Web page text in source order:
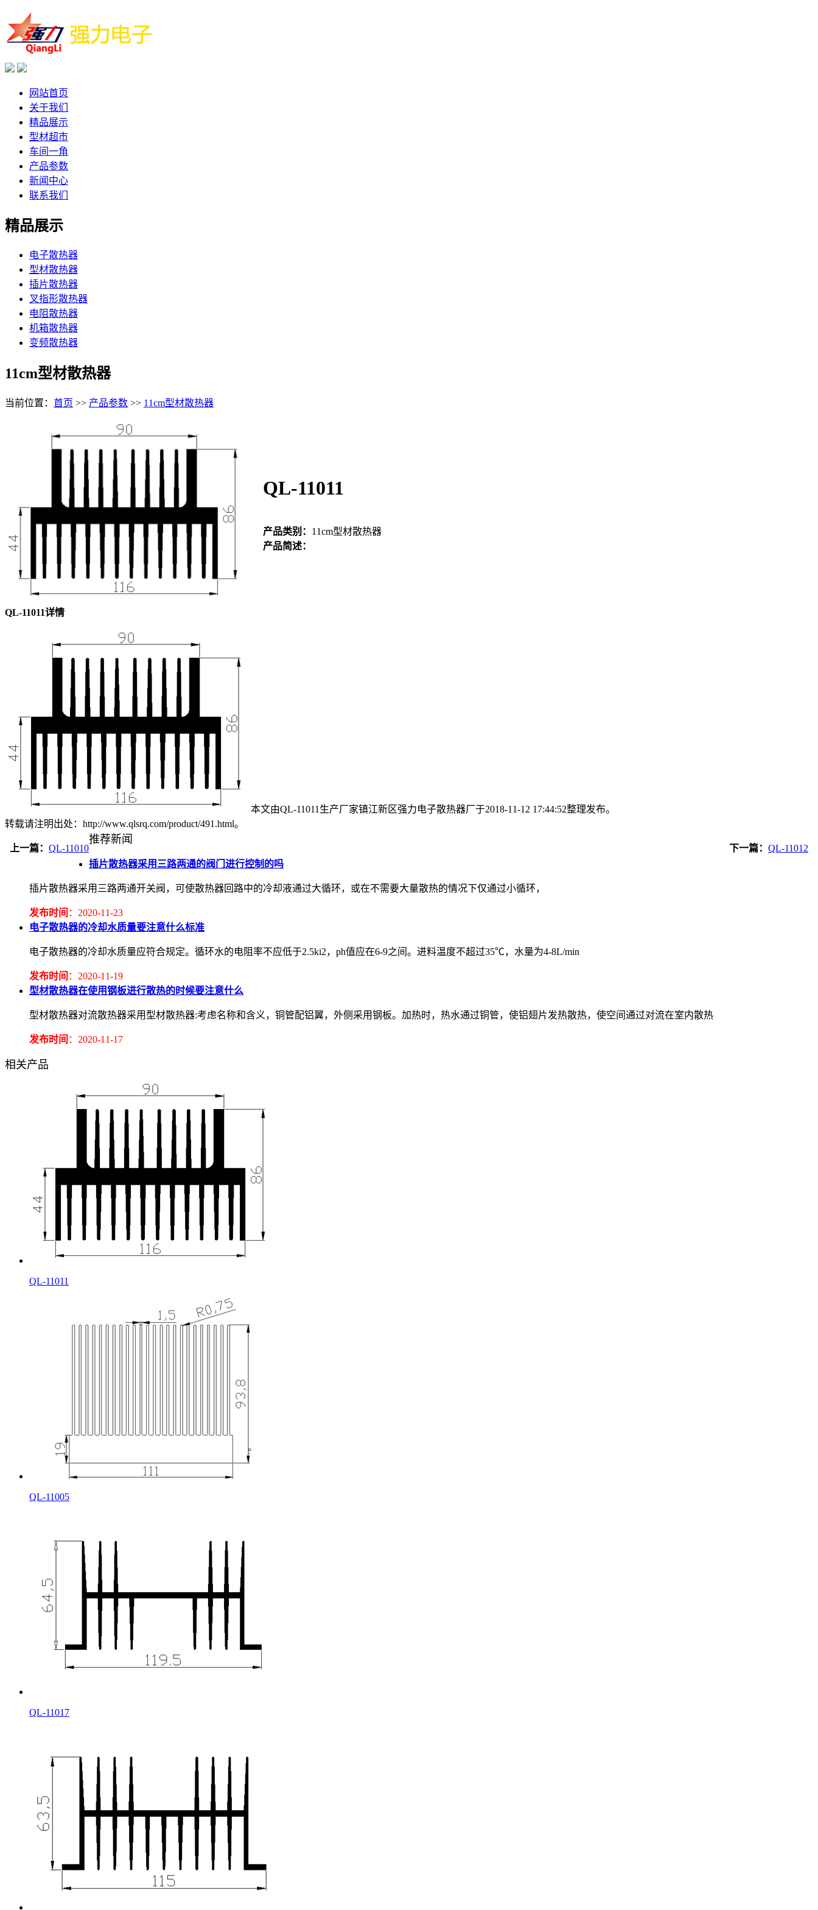
网站首页
关于我们
精品展示
型材超市
车间一角
产品参数
新闻中心
联系我们
精品展示
电子散热器
型材散热器
插片散热器
叉指形散热器
电阻散热器
机箱散热器
变频散热器
11cm型材散热器
当前位置： 首页 >> 产品参数 >> 11cm型材散热器
QL-11011
产品类别： 11cm型材散热器
产品简述：
QL-11011详情
本文由QL-11011生产厂家镇江新区强力电子散热器厂于2018-11-12 17:44:52整理发布。
转载请注明出处：http://www.qlsrq.com/product/491.html。
上一篇： QL-11010 下一篇： QL-11012
推荐新闻
插片散热器采用三路两通的阀门进行控制的吗
插片散热器采用三路两通开关阀，可使散热器回路中的冷却液通过大循环，或在不需要大量散热的情况下仅通过小循环，
发布时间 ：2020-11-23
电子散热器的冷却水质量要注意什么标准
电子散热器的冷却水质量应符合规定。循环水的电阻率不应低于2.5ki2，ph值应在6-9之间。进料温度不超过35℃，水量为4-8L/min
发布时间 ：2020-11-19
型材散热器在使用钢板进行散热的时候要注意什么
型材散热器对流散热器采用型材散热器:考虑名称和含义，铜管配铝翼，外侧采用钢板。加热时，热水通过铜管，使铝翅片发热散热，使空间通过对流在室内散热
发布时间 ：2020-11-17
相关产品
QL-11011
QL-11005
QL-11017